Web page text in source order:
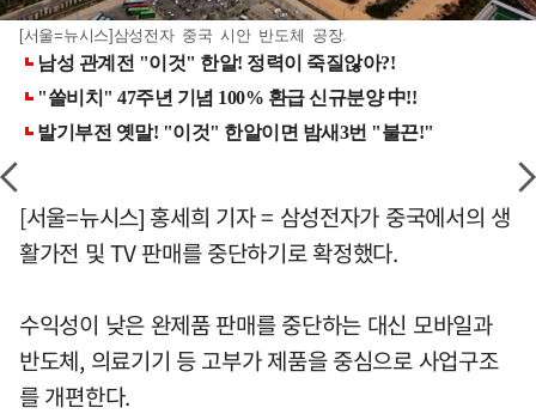
[서울=뉴시스]삼성전자 중국 시안 반도체 공장.
[서울=뉴시스] 홍세희 기자 = 삼성전자가 중국에서의 생
활가전 및 TV 판매를 중단하기로 확정했다.
수익성이 낮은 완제품 판매를 중단하는 대신 모바일과
반도체, 의료기기 등 고부가 제품을 중심으로 사업구조
를 개편한다.